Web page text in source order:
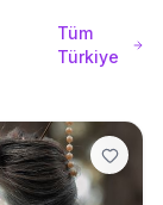
Tüm
Türkiye